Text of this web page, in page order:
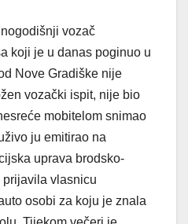
vozač
koji je u danas poginuo u
Nove Gradiške nije
vozački ispit, nije bio
mobitelom snimao
ju emitirao na
uprava brodsko-
prijavila vlasnicu
osobi za koju je znala